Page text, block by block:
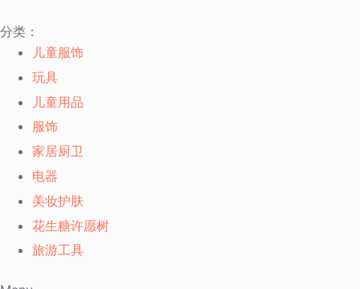
过
内
容
分类：
儿童服饰
玩具
儿童用品
服饰
家居厨卫
电器
美妆护肤
花生糖许愿树
旅游工具